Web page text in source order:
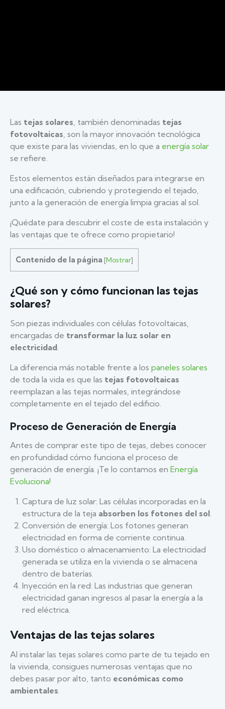
Las tejas solares, también denominadas tejas
fotovoltaicas, son la mayor innovación tecnológica
que existe para las viviendas, en lo que a energía solar
se refiere.
Estos elementos están diseñados para integrarse en
una edificación, cubriendo y protegiendo el tejado,
junto a la generación de energía limpia gracias al sol.
¡Quédate para descubrir el coste de esta instalación y
las ventajas que te ofrece como propietario!
Contenido de la página [Mostrar]
¿Qué son y cómo funcionan las tejas
solares?
Son piezas individuales con células fotovoltaicas,
encargadas de transformar la luz solar en
electricidad.
La diferencia más notable frente a los paneles solares
de toda la vida es que las tejas fotovoltaicas
reemplazan a las tejas normales, integrándose
completamente en el tejado del edificio.
Proceso de Generación de Energía
Antes de comprar este tipo de tejas, debes conocer
en profundidad cómo funciona el proceso de
generación de energía. ¡Te lo contamos en Energía
Evoluciona!
Captura de luz solar: Las células incorporadas en la
estructura de la teja absorben los fotones del sol.
Conversión de energía: Los fotones generan
electricidad en forma de corriente continua.
Uso doméstico o almacenamiento: La electricidad
generada se utiliza en la vivienda o se almacena
dentro de baterías.
Inyección en la red: Las industrias que generan
electricidad ganan ingresos al pasar la energía a la
red eléctrica.
Ventajas de las tejas solares
Al instalar las tejas solares como parte de tu tejado en
la vivienda, consigues numerosas ventajas que no
debes pasar por alto, tanto económicas como
ambientales.